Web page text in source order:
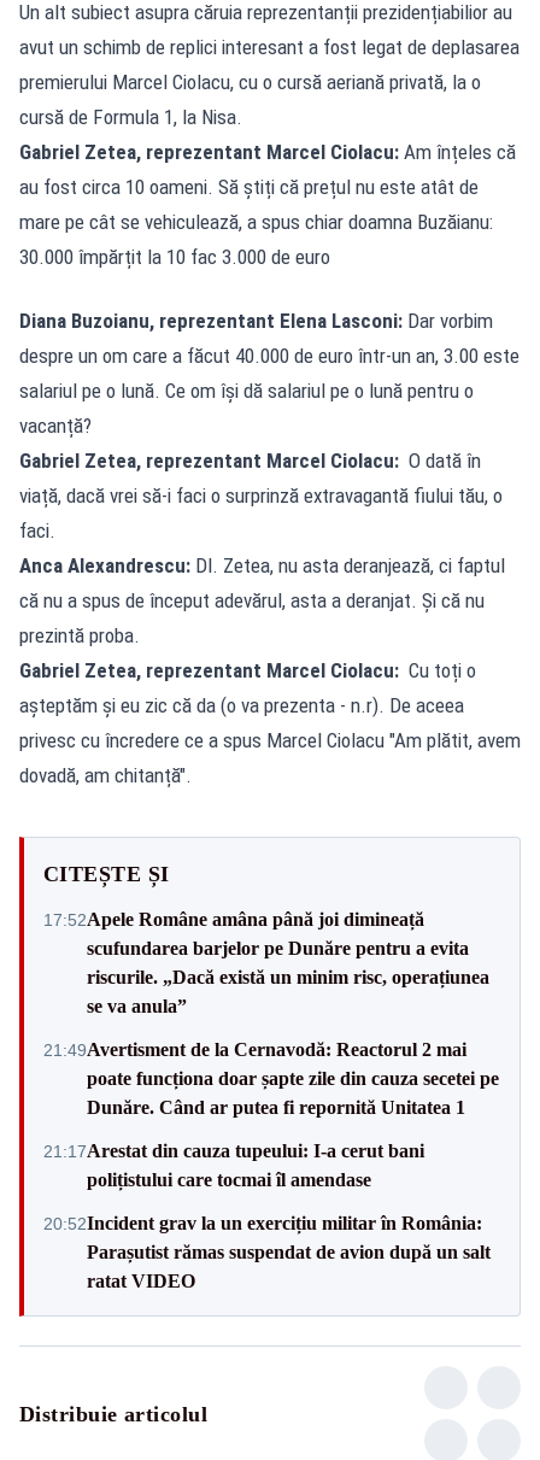
Un alt subiect asupra căruia reprezentanții prezidențiabilior au
avut un schimb de replici interesant a fost legat de deplasarea
premierului Marcel Ciolacu, cu o cursă aeriană privată, la o
cursă de Formula 1, la Nisa.
Gabriel Zetea, reprezentant Marcel Ciolacu: Am înțeles că
au fost circa 10 oameni. Să știți că prețul nu este atât de
mare pe cât se vehiculează, a spus chiar doamna Buzăianu:
30.000 împărțit la 10 fac 3.000 de euro
Diana Buzoianu, reprezentant Elena Lasconi: Dar vorbim
despre un om care a făcut 40.000 de euro într-un an, 3.00 este
salariul pe o lună. Ce om își dă salariul pe o lună pentru o
vacanță?
Gabriel Zetea, reprezentant Marcel Ciolacu: O dată în
viață, dacă vrei să-i faci o surprinză extravagantă fiului tău, o
faci.
Anca Alexandrescu: Dl. Zetea, nu asta deranjează, ci faptul
că nu a spus de început adevărul, asta a deranjat. Și că nu
prezintă proba.
Gabriel Zetea, reprezentant Marcel Ciolacu: Cu toți o
așteptăm și eu zic că da (o va prezenta - n.r). De aceea
privesc cu încredere ce a spus Marcel Ciolacu "Am plătit, avem
dovadă, am chitanță".
CITEȘTE ȘI
17:52Apele Române amâna până joi dimineață
scufundarea barjelor pe Dunăre pentru a evita
riscurile. „Dacă există un minim risc, operațiunea
se va anula”
21:49Avertisment de la Cernavodă: Reactorul 2 mai
poate funcționa doar șapte zile din cauza secetei pe
Dunăre. Când ar putea fi repornită Unitatea 1
21:17Arestat din cauza tupeului: I-a cerut bani
polițistului care tocmai îl amendase
20:52Incident grav la un exercițiu militar în România:
Parașutist rămas suspendat de avion după un salt
ratat VIDEO
Distribuie articolul